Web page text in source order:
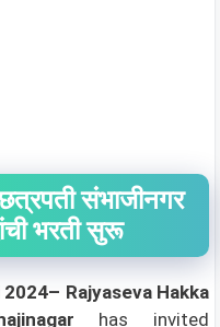
संभाजीनगर
भरती सुरू
Rajyaseva Hakka
has invited